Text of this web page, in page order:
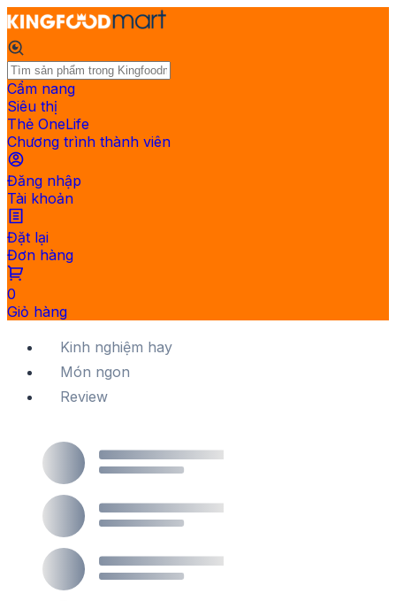
Cẩm nang
Siêu thị
Thẻ OneLife
Chương trình thành viên
Đăng nhập
Tài khoản
Đặt lại
Đơn hàng
0
Giỏ hàng
Kinh nghiệm hay
Món ngon
Review